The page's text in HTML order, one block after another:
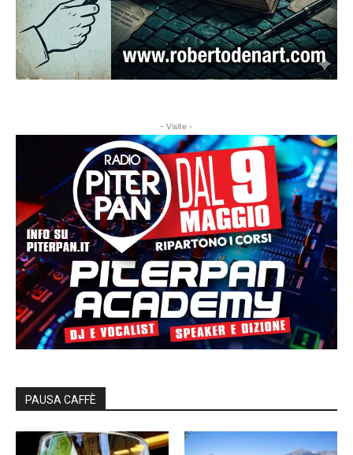
- Visite -
PAUSA CAFFÈ